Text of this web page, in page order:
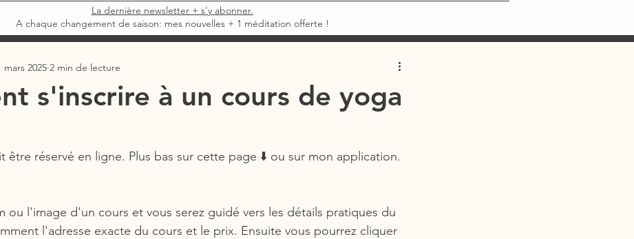
La dernière newsletter + s'y abonner.
A chaque changement de saison: mes nouvelles + 1 méditation offerte !
s'inscrire à un cours de yoga
mars 2025 2 min de lecture
être réservé en ligne. Plus bas sur cette page ⬇️ ou sur mon application.
ou l'image d'un cours et vous serez guidé vers les détails pratiques du
l'adresse exacte du cours et le prix. Ensuite vous pourrez cliquer